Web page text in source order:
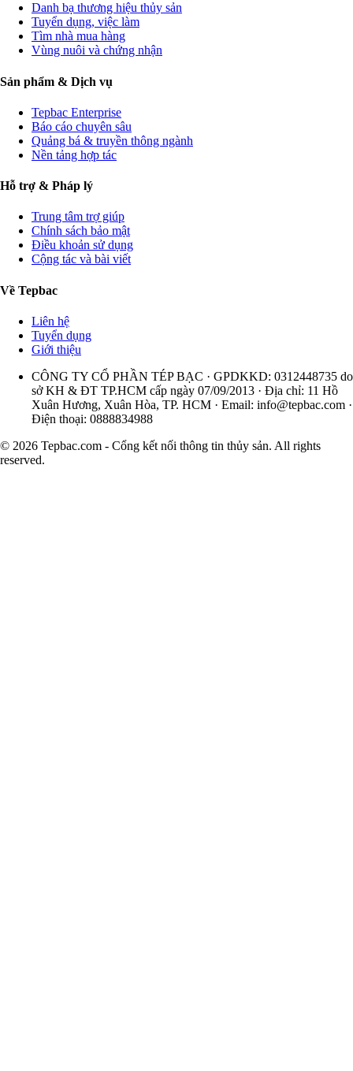
Danh bạ thương hiệu thủy sản
Tuyển dụng, việc làm
Tìm nhà mua hàng
Vùng nuôi và chứng nhận
Sản phẩm & Dịch vụ
Tepbac Enterprise
Báo cáo chuyên sâu
Quảng bá & truyền thông ngành
Nền tảng hợp tác
Hỗ trợ & Pháp lý
Trung tâm trợ giúp
Chính sách bảo mật
Điều khoản sử dụng
Cộng tác và bài viết
Về Tepbac
Liên hệ
Tuyển dụng
Giới thiệu
CÔNG TY CỔ PHẦN TÉP BẠC · GPDKKD: 0312448735 do
sở KH & ĐT TP.HCM cấp ngày 07/09/2013 · Địa chỉ: 11 Hồ
Xuân Hương, Xuân Hòa, TP. HCM · Email: info@tepbac.com ·
Điện thoại: 0888834988
© 2026 Tepbac.com - Cổng kết nối thông tin thủy sản. All rights
reserved.